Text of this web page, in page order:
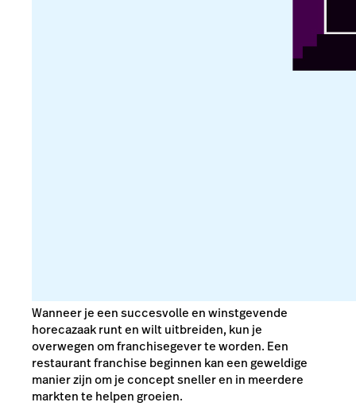
Wanneer je een succesvolle en winstgevende
horecazaak runt en wilt uitbreiden, kun je
overwegen om franchisegever te worden. Een
restaurant franchise beginnen kan een geweldige
manier zijn om je concept sneller en in meerdere
markten te helpen groeien.